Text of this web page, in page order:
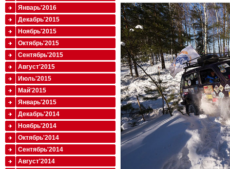
Январь'2016
Декабрь'2015
Ноябрь'2015
Октябрь'2015
Сентябрь'2015
Август'2015
Июль'2015
Май'2015
Январь'2015
Декабрь'2014
Ноябрь'2014
Октябрь'2014
Сентябрь'2014
Август'2014